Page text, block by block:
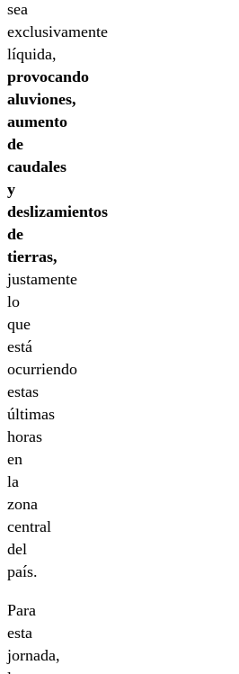
sea
exclusivamente
líquida,
provocando
aluviones,
aumento
de
caudales
y
deslizamientos
de
tierras,
justamente
lo
que
está
ocurriendo
estas
últimas
horas
en
la
zona
central
del
país.
Para
esta
jornada,